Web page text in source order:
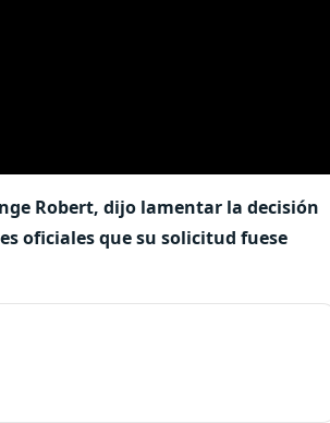
Robert, dijo lamentar la decisión
oficiales que su solicitud fuese